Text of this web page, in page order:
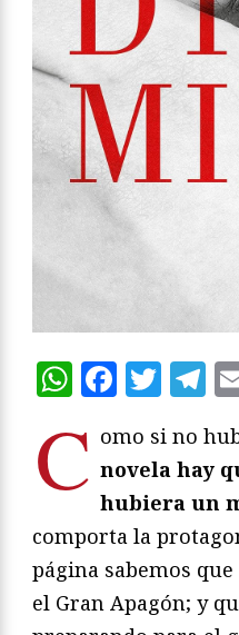
C omo si no
novela hay
hubiera un
comporta la
página sabemos
el Gran Apagón; y